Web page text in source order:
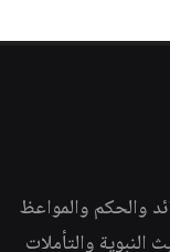
والحكم والمواعظ
النبوية والتأملات